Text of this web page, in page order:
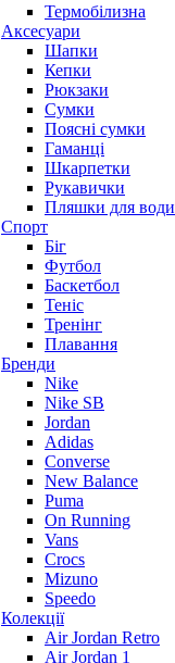
Термобілизна
Аксесуари
Шапки
Кепки
Рюкзаки
Сумки
Поясні сумки
Гаманці
Шкарпетки
Рукавички
Пляшки для води
Спорт
Біг
Футбол
Баскетбол
Теніс
Тренінг
Плавання
Бренди
Nike
Nike SB
Jordan
Adidas
Converse
New Balance
Puma
On Running
Vans
Crocs
Mizuno
Speedo
Колекції
Air Jordan Retro
Air Jordan 1